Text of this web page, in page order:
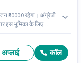
₹50000 रहेगा। अंग्रेजी
इस भूमिका के लिए
अप्लाई कॉल